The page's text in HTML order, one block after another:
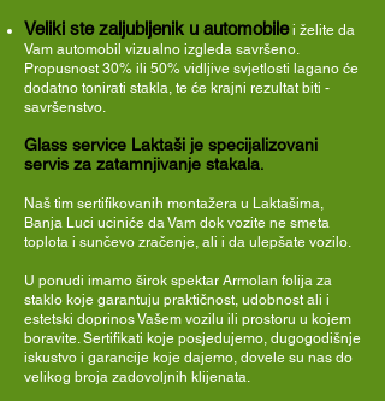
Veliki ste zaljubljenik u automobilei želite da
Vam automobil vizualno izgleda savršeno.
Propusnost 30% ili 50% vidljive svjetlosti lagano će
dodatno tonirati stakla, te će krajni rezultat biti -
savršenstvo.
Glass service Laktaši je specijalizovani
servis za zatamnjivanje stakala.
Naš tim sertifikovanih montažera u Laktašima,
Banja Luci uciniće da Vam dok vozite ne smeta
toplota i sunčevo zračenje, ali i da ulepšate vozilo.
U ponudi imamo širok spektar Armolan folija za
staklo koje garantuju praktičnost, udobnost ali i
estetski doprinos Vašem vozilu ili prostoru u kojem
boravite. Sertifikati koje posjedujemo, dugogodišnje
iskustvo i garancije koje dajemo, dovele su nas do
velikog broja zadovoljnih klijenata.